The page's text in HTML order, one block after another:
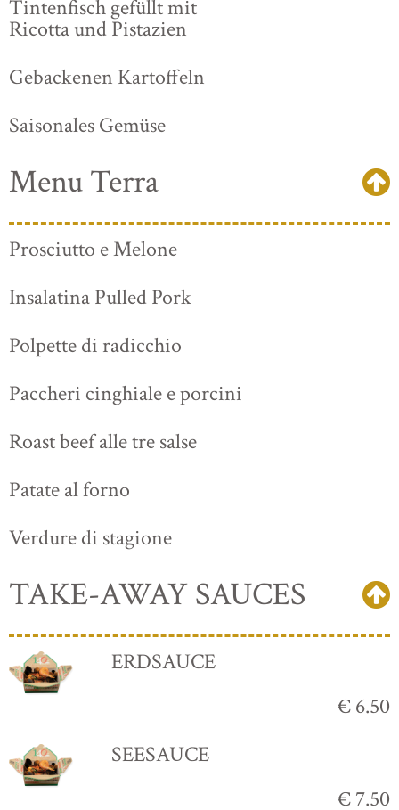
Tintenfisch gefüllt mit
Ricotta und Pistazien
Gebackenen Kartoffeln
Saisonales Gemüse
Menu Terra
Prosciutto e Melone
Insalatina Pulled Pork
Polpette di radicchio
Paccheri cinghiale e porcini
Roast beef alle tre salse
Patate al forno
Verdure di stagione
TAKE-AWAY SAUCES
ERDSAUCE
€ 6.50
SEESAUCE
€ 7.50